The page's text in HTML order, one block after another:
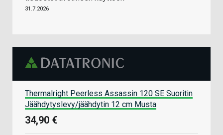
31.7.2026
Thermalright Peerless Assassin 120 SE Suoritin
Jäähdytyslevy/jäähdytin 12 cm Musta
34,90 €